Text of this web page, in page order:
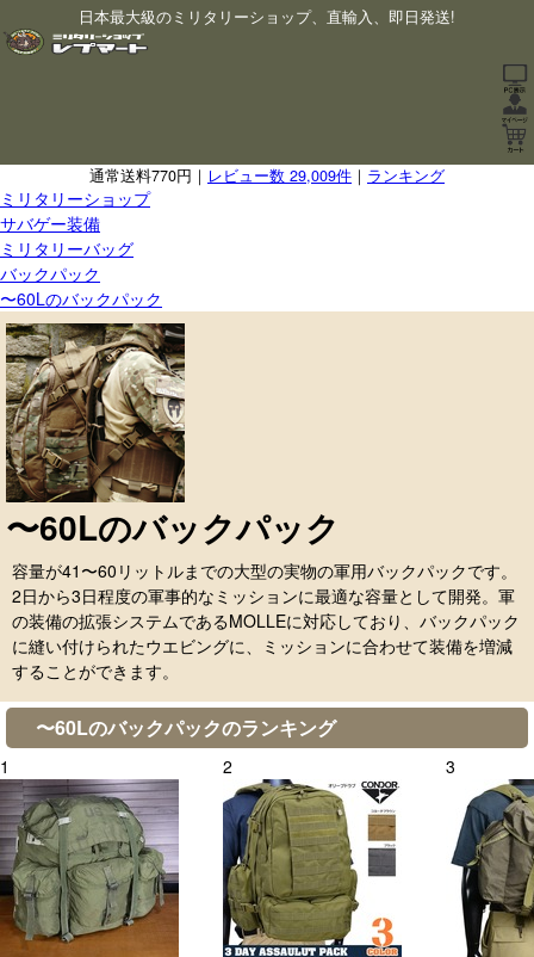
日本最大級のミリタリーショップ、直輸入、即日発送!
通常送料770円｜ レビュー数 29,009件 ｜ ランキング
ミリタリーショップ
サバゲー装備
ミリタリーバッグ
バックパック
〜60Lのバックパック
〜60Lのバックパック
容量が41〜60リットルまでの大型の実物の軍用バックパックです。
2日から3日程度の軍事的なミッションに最適な容量として開発。軍
の装備の拡張システムであるMOLLEに対応しており、バックパック
に縫い付けられたウエビングに、ミッションに合わせて装備を増減
することができます。
〜60Lのバックパックのランキング
1 2 3